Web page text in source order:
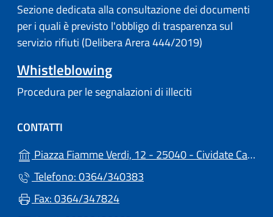
Sezione dedicata alla consultazione dei documenti
per i quali è previsto l'obbligo di trasparenza sul
servizio rifiuti (Delibera Arera 444/2019)
Whistleblowing
Procedura per le segnalazioni di illeciti
CONTATTI
Piazza Fiamme Verdi, 12 - 25040 - Cividate Camuno (BS)
Telefono: 0364/340383
Fax: 0364/347824